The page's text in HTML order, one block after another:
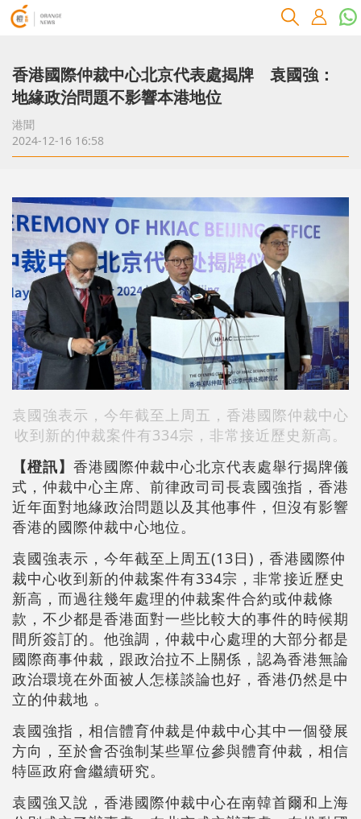
香港國際仲裁中心北京代表處揭牌 袁國強：
地緣政治問題不影響本港地位
港聞
2024-12-16 16:58
袁國強表示，今年截至上周五，香港國際仲裁中心
收到新的仲裁案件有334宗，非常接近歷史新高。
【橙訊】 香港國際仲裁中心北京代表處舉行揭牌儀
式，仲裁中心主席、前律政司司長袁國強指，香港
近年面對地緣政治問題以及其他事件，但沒有影響
香港的國際仲裁中心地位。
袁國強表示，今年截至上周五(13日)，香港國際仲
裁中心收到新的仲裁案件有334宗，非常接近歷史
新高，而過往幾年處理的仲裁案件合約或仲裁條
款，不少都是香港面對一些比較大的事件的時候期
間所簽訂的。他強調，仲裁中心處理的大部分都是
國際商事仲裁，跟政治拉不上關係，認為香港無論
政治環境在外面被人怎樣談論也好，香港仍然是中
立的仲裁地 。
袁國強指，相信體育仲裁是仲裁中心其中一個發展
方向，至於會否強制某些單位參與體育仲裁，相信
特區政府會繼續研究。
袁國強又說，香港國際仲裁中心在南韓首爾和上海